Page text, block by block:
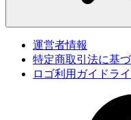
運営者情報
特定商取引法に基
ロゴ利用ガイドラ